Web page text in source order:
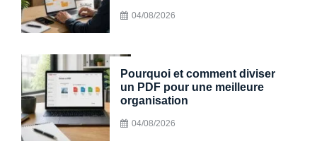
04/08/2026
Pourquoi et comment diviser
un PDF pour une meilleure
organisation
04/08/2026